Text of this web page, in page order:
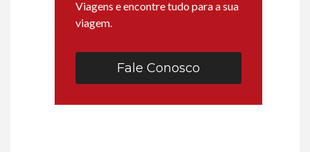
Viagens e encontre tudo para a sua
viagem.
Fale Conosco